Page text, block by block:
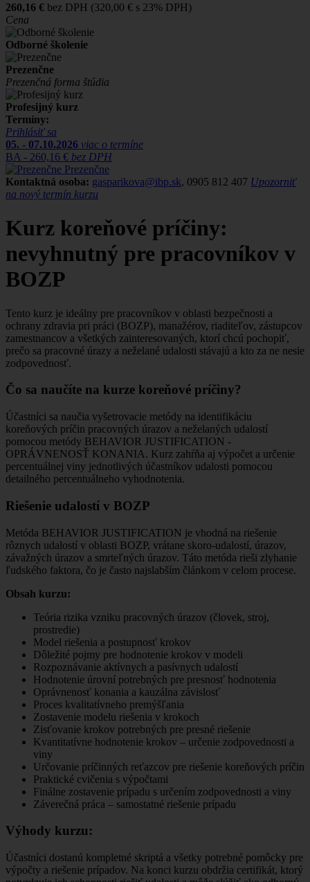
260,16 € bez DPH (320,00 € s 23% DPH)
Cena
Odborné školenie
Prezenčne
Prezenčná forma štúdia
Profesijný kurz
Termíny:
Prihlásiť sa
05. - 07.10.2026 viac o termíne
BA - 260,16 € bez DPH
Prezenčne
Kontaktná osoba: gasparikova@ibp.sk, 0905 812 407 Upozorniť
na nový termín kurzu
Kurz koreňové príčiny:
nevyhnutný pre pracovníkov v
BOZP
Tento kurz je ideálny pre pracovníkov v oblasti bezpečnosti a
ochrany zdravia pri práci (BOZP), manažérov, riaditeľov, zástupcov
zamestnancov a všetkých zainteresovaných, ktorí chcú pochopiť,
prečo sa pracovné úrazy a neželané udalosti stávajú a kto za ne nesie
zodpovednosť.
Čo sa naučíte na kurze koreňové príčiny?
Účastníci sa naučia vyšetrovacie metódy na identifikáciu
koreňových príčin pracovných úrazov a neželaných udalostí
pomocou metódy BEHAVIOR JUSTIFICATION -
OPRÁVNENOSŤ KONANIA. Kurz zahŕňa aj výpočet a určenie
percentuálnej viny jednotlivých účastníkov udalosti pomocou
detailného percentuálneho vyhodnotenia.
Riešenie udalostí v BOZP
Metóda BEHAVIOR JUSTIFICATION je vhodná na riešenie
rôznych udalostí v oblasti BOZP, vrátane skoro-udalostí, úrazov,
závažných úrazov a smrteľných úrazov. Táto metóda rieši zlyhanie
ľudského faktora, čo je často najslabším článkom v celom procese.
Obsah kurzu:
Teória rizika vzniku pracovných úrazov (človek, stroj,
prostredie)
Model riešenia a postupnosť krokov
Dôležité pojmy pre hodnotenie krokov v modeli
Rozpoznávanie aktívnych a pasívnych udalostí
Hodnotenie úrovní potrebných pre presnosť hodnotenia
Oprávnenosť konania a kauzálna závislosť
Proces kvalitatívneho premýšľania
Zostavenie modelu riešenia v krokoch
Zisťovanie krokov potrebných pre presné riešenie
Kvantitatívne hodnotenie krokov – určenie zodpovednosti a
viny
Určovanie príčinných reťazcov pre riešenie koreňových príčin
Praktické cvičenia s výpočtami
Finálne zostavenie prípadu s určením zodpovednosti a viny
Záverečná práca – samostatné riešenie prípadu
Výhody kurzu:
Účastníci dostanú kompletné skriptá a všetky potrebné pomôcky pre
výpočty a riešenie prípadov. Na konci kurzu obdržia certifikát, ktorý